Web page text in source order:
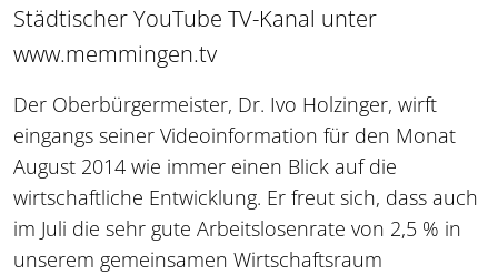
Städtischer YouTube TV-Kanal unter
www.memmingen.tv
Der Oberbürgermeister, Dr. Ivo Holzinger, wirft
eingangs seiner Videoinformation für den Monat
August 2014 wie immer einen Blick auf die
wirtschaftliche Entwicklung. Er freut sich, dass auch
im Juli die sehr gute Arbeitslosenrate von 2,5 % in
unserem gemeinsamen Wirtschaftsraum